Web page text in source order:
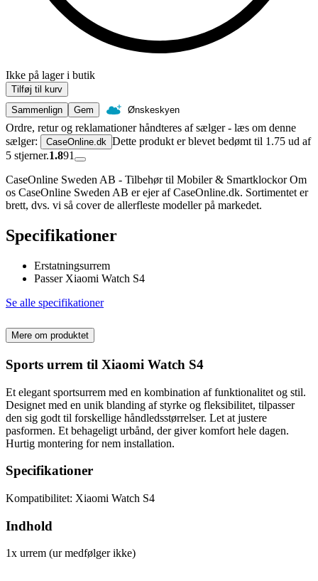
Ikke på lager i butik
Tilføj til kurv
Sammenlign
Gem Ønskeskyen
Ordre, retur og reklamationer håndteres af sælger - læs om denne
sælger:
CaseOnline.dk Dette produkt er blevet bedømt til 1.75 ud af
5 stjerner.1.891
CaseOnline Sweden AB - Tilbehør til Mobiler & Smartklockor Om
os CaseOnline Sweden AB er ejer af CaseOnline.dk. Sortimentet er
brett, dvs. vi så cover de allerfleste modeller på markedet.
Specifikationer
Erstatningsurrem
Passer Xiaomi Watch S4
Se alle specifikationer
Mere om produktet
Sports urrem til Xiaomi Watch S4
Et elegant sportsurrem med en kombination af funktionalitet og stil.
Designet med en unik blanding af styrke og fleksibilitet, tilpasser
den sig godt til forskellige håndledsstørrelser. Let at justere
pasformen. Et behageligt urbånd, der giver komfort hele dagen.
Hurtig montering for nem installation.
Specifikationer
Kompatibilitet: Xiaomi Watch S4
Indhold
1x urrem (ur medfølger ikke)